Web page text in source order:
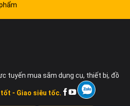
tuyến mua sắm dụng cụ, thiết bị, đồ
tốt - Giao siêu tốc.